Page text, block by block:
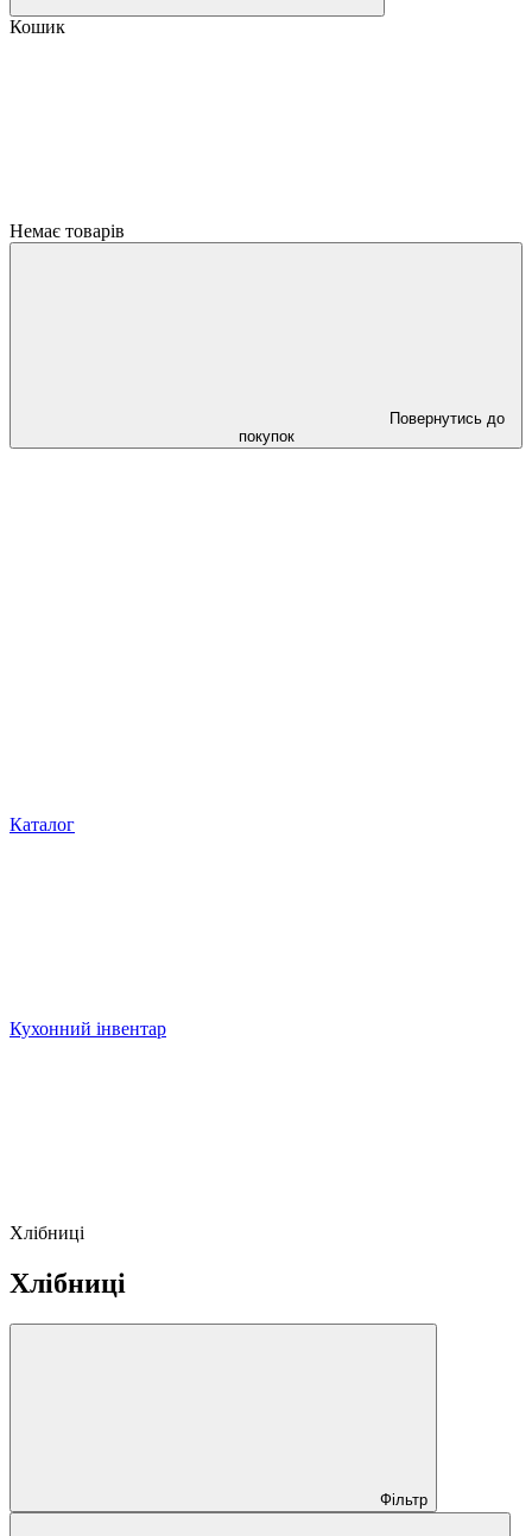
Кошик
Немає товарів
Повернутись до
покупок
Каталог
Кухонний інвентар
Хлібниці
Хлібниці
Фільтр